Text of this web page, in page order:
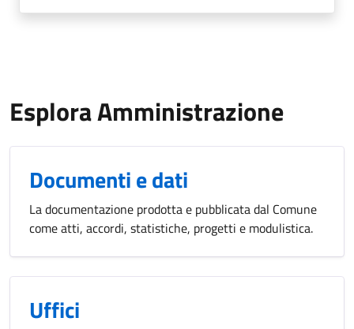
Esplora Amministrazione
Documenti e dati
La documentazione prodotta e pubblicata dal Comune
come atti, accordi, statistiche, progetti e modulistica.
Uffici